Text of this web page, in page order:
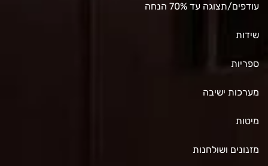
עודפים/תצוגה עד 70% הנחה
שידות
ספריות
מערכות ישיבה
מיטות
מזנונים ושולחנות